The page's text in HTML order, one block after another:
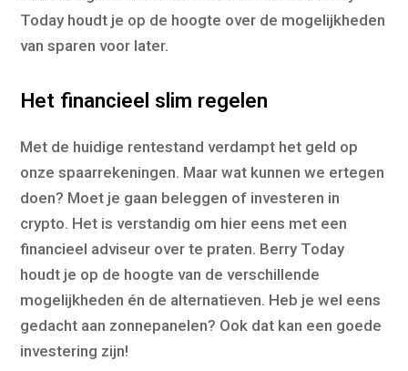
Today houdt je op de hoogte over de mogelijkheden
van sparen voor later.
Het financieel slim regelen
Met de huidige rentestand verdampt het geld op
onze spaarrekeningen. Maar wat kunnen we ertegen
doen? Moet je gaan beleggen of investeren in
crypto. Het is verstandig om hier eens met een
financieel adviseur over te praten. Berry Today
houdt je op de hoogte van de verschillende
mogelijkheden én de alternatieven. Heb je wel eens
gedacht aan zonnepanelen? Ook dat kan een goede
investering zijn!